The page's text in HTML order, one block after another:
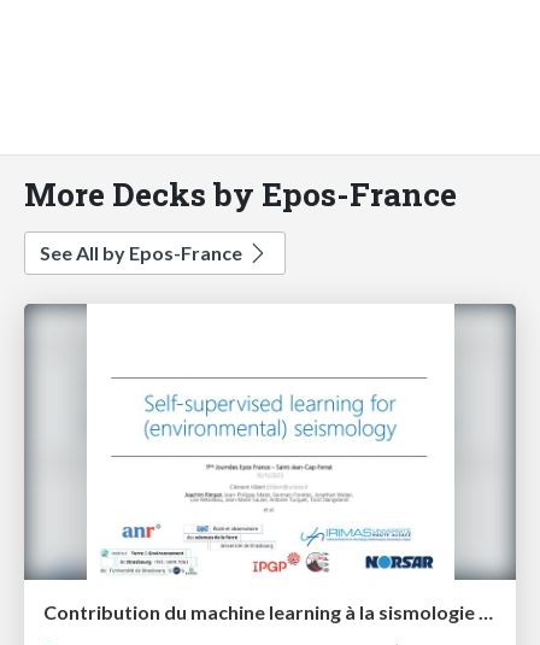
More Decks by Epos-France
See All by Epos-France
Contribution du machine learning à la sismologie environnementale